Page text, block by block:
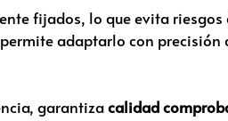
fijados, lo que evita
permite adaptarlo con
garantizacalidad